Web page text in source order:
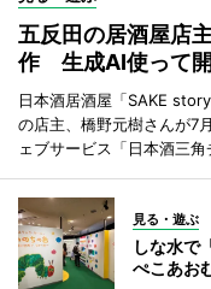
五反田の居酒屋店
作 生成AI使って
日本酒居酒屋「SAKE
の店主、橋野元樹さんが7
ェブサービス「日本酒三
見る・遊ぶ
しな水で
ぺこあお